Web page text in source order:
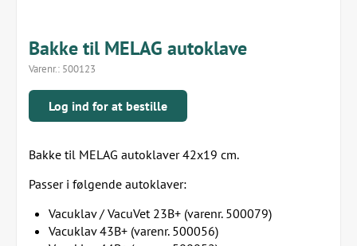
Bakke til MELAG autoklave
Varenr.: 500123
Log ind for at bestille
Bakke til MELAG autoklaver 42x19 cm.
Passer i følgende autoklaver:
Vacuklav / VacuVet 23B+ (varenr. 500079)
Vacuklav 43B+ (varenr. 500056)